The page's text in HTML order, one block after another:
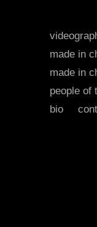
made in
made in
people of
bio